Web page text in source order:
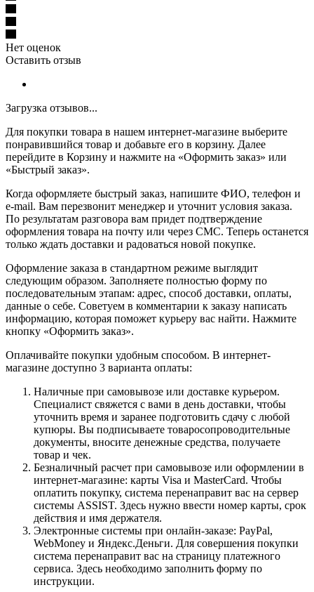
Нет оценок
Оставить отзыв
Загрузка отзывов...
Для покупки товара в нашем интернет-магазине выберите
понравившийся товар и добавьте его в корзину. Далее
перейдите в Корзину и нажмите на «Оформить заказ» или
«Быстрый заказ».
Когда оформляете быстрый заказ, напишите ФИО, телефон и
e-mail. Вам перезвонит менеджер и уточнит условия заказа.
По результатам разговора вам придет подтверждение
оформления товара на почту или через СМС. Теперь останется
только ждать доставки и радоваться новой покупке.
Оформление заказа в стандартном режиме выглядит
следующим образом. Заполняете полностью форму по
последовательным этапам: адрес, способ доставки, оплаты,
данные о себе. Советуем в комментарии к заказу написать
информацию, которая поможет курьеру вас найти. Нажмите
кнопку «Оформить заказ».
Оплачивайте покупки удобным способом. В интернет-
магазине доступно 3 варианта оплаты:
Наличные при самовывозе или доставке курьером.
Специалист свяжется с вами в день доставки, чтобы
уточнить время и заранее подготовить сдачу с любой
купюры. Вы подписываете товаросопроводительные
документы, вносите денежные средства, получаете
товар и чек.
Безналичный расчет при самовывозе или оформлении в
интернет-магазине: карты Visa и MasterCard. Чтобы
оплатить покупку, система перенаправит вас на сервер
системы ASSIST. Здесь нужно ввести номер карты, срок
действия и имя держателя.
Электронные системы при онлайн-заказе: PayPal,
WebMoney и Яндекс.Деньги. Для совершения покупки
система перенаправит вас на страницу платежного
сервиса. Здесь необходимо заполнить форму по
инструкции.